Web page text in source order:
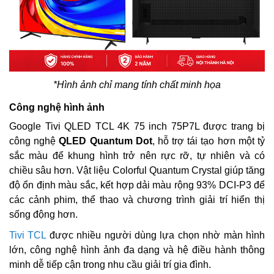
*Hình ảnh chỉ mang tính chất minh họa
Công nghệ hình ảnh
Google Tivi QLED TCL 4K 75 inch 75P7L được trang bị
công nghệQLED Quantum Dot, hỗ trợ tái tạo hơn một tỷ
sắc màu để khung hình trở nên rực rỡ, tự nhiên và có
chiều sâu hơn. Vật liệu Colorful Quantum Crystal giúp tăng
độ ổn định màu sắc, kết hợp dải màu rộng 93% DCI-P3 để
các cảnh phim, thể thao và chương trình giải trí hiển thị
sống động hơn.
Tivi TCL được nhiều người dùng lựa chọn nhờ màn hình
lớn, công nghệ hình ảnh đa dạng và hệ điều hành thông
minh dễ tiếp cận trong nhu cầu giải trí gia đình.